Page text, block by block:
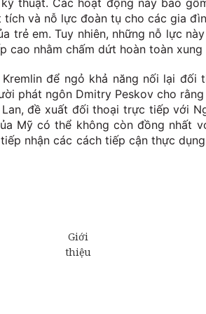
thuật. Các hoạt động này bao
và nỗ lực đoàn tụ cho các gia
trẻ em. Tuy nhiên, những nỗ lực
cao nhằm chấm dứt hoàn toàn xung
để ngỏ khả năng nối lại đối
phát ngôn Dmitry Peskov cho
Lan, đề xuất đối thoại trực tiếp với
Mỹ có thể không còn đồng nhất
nhận các cách tiếp cận thực